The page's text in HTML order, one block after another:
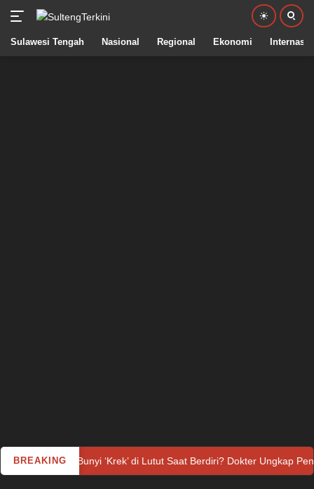
Sulawesi Tengah Nasional Regional Ekonomi
BREAKING
Dengar Bunyi ‘Krek’ di Lutut Saat Berdiri? Dokter Ungkap